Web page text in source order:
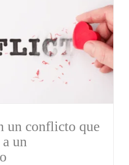
un conflicto que
un